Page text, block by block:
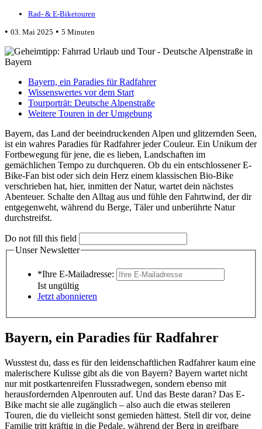
Rad- & E-Biketouren
• 03. Mai 2025 • 5 Minuten
Bayern, ein Paradies für Radfahrer
Wissenswertes vor dem Start
Tourporträt: Deutsche Alpenstraße
Weitere Touren in der Umgebung
Bayern, das Land der beeindruckenden Alpen und glitzernden Seen,
ist ein wahres Paradies für Radfahrer jeder Couleur. Ein Unikum der
Fortbewegung für jene, die es lieben, Landschaften im
gemächlichen Tempo zu durchqueren. Ob du ein entschlossener E-
Bike-Fan bist oder sich dein Herz einem klassischen Bio-Bike
verschrieben hat, hier, inmitten der Natur, wartet dein nächstes
Abenteuer. Schalte den Alltag aus und fühle den Fahrtwind, der dir
entgegenweht, während du Berge, Täler und unberührte Natur
durchstreifst.
Do not fill this field
Unser Newsletter
*Ihre E-Mailadresse:
Ist ungültig
Jetzt abonnieren
Bayern, ein Paradies für Radfahrer
Wusstest du, dass es für den leidenschaftlichen Radfahrer kaum eine
malerischere Kulisse gibt als die von Bayern? Bayern wartet nicht
nur mit postkartenreifen Flussradwegen, sondern ebenso mit
herausfordernden Alpenrouten auf. Und das Beste daran? Das E-
Bike macht sie alle zugänglich – also auch die etwas steileren
Touren, die du vielleicht sonst gemieden hättest. Stell dir vor, deine
Familie tritt kräftig in die Pedale, während der Berg in greifbare